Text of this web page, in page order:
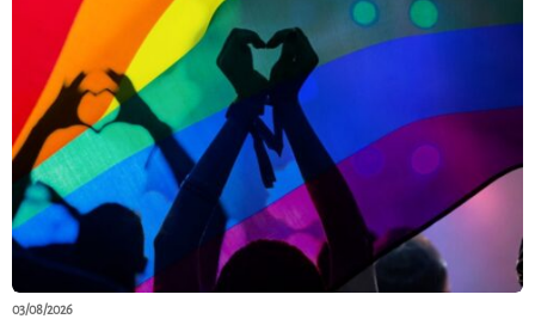
03/08/2026